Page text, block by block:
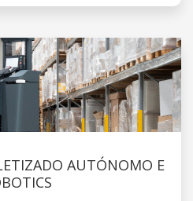
AUTÓNOMO E